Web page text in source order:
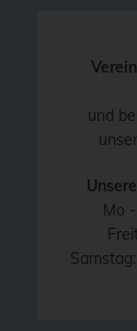
und
Mo